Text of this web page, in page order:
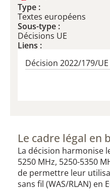
Type :
Textes européens
Sous-type :
Décisions UE
Liens :
Décision 2022/179/
Le cadre légal en
La décision harmonise
5250 MHz, 5250-5350
de permettre leur
sans fil (WAS/RLAN) en